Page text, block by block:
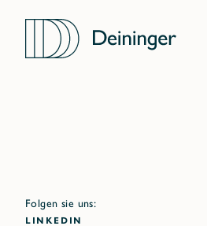
Folgen sie uns:
LINKEDIN